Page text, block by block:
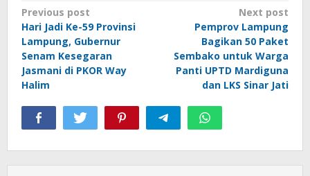
Post
navigation
Previous post
Hari Jadi Ke-59 Provinsi
Lampung, Gubernur
Senam Kesegaran
Jasmani di PKOR Way
Halim
Next post
Pemprov Lampung
Bagikan 50 Paket
Sembako untuk Warga
Panti UPTD Mardiguna
dan LKS Sinar Jati